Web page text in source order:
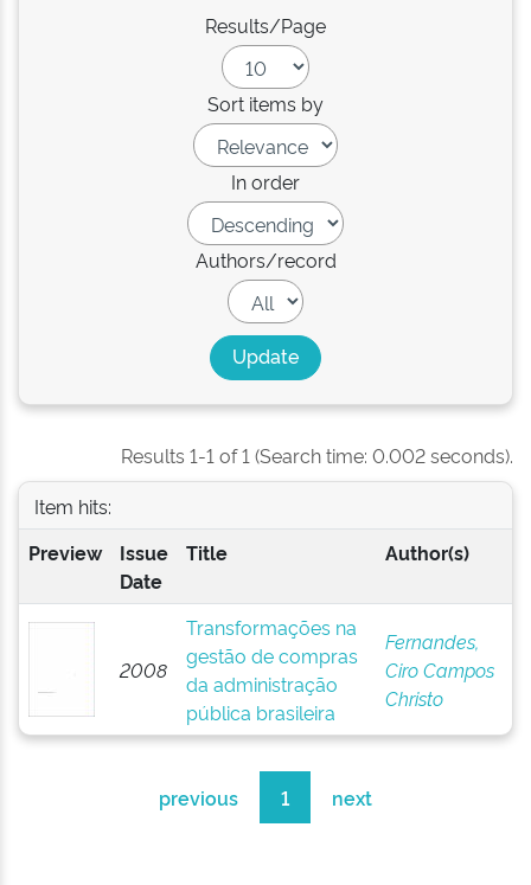
Results/Page
Sort items by
In order
Authors/record
Results 1-1 of 1 (Search time: 0.002 seconds).
Item hits:
Preview
Issue
Date
Title Author(s)
2008
Transformações na
gestão de compras
da administração
pública brasileira
Fernandes,
Ciro Campos
Christo
previous 1 next